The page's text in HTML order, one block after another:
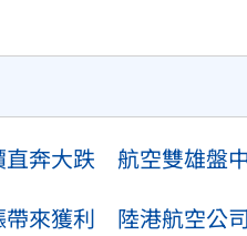
直奔大跌 航空雙雄盤
帶來獲利 陸港航空公